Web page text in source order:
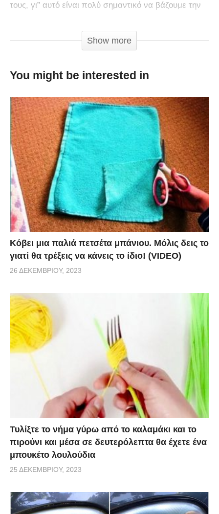
τους, γι” αυτό είναι πολύ σημαντικό να βάζουμε την
DIY τις περισσότερες φορές μπορείτε απλά να
μειώνοντας έτσι και το κόστος!
Show more
You might be interested in
Κόβει μια παλιά πετσέτα μπάνιου. Μόλις δεις το
γιατί θα τρέξεις να κάνεις το ίδιο! (VIDEO)
26 ΔΕΚΕΜΒΡΊΟΥ, 2023
Τυλίξτε το νήμα γύρω από το καλαμάκι και το
πιρούνι και μέσα σε δευτερόλεπτα θα έχετε ένα
μπουκέτο λουλούδια
25 ΔΕΚΕΜΒΡΊΟΥ, 2023